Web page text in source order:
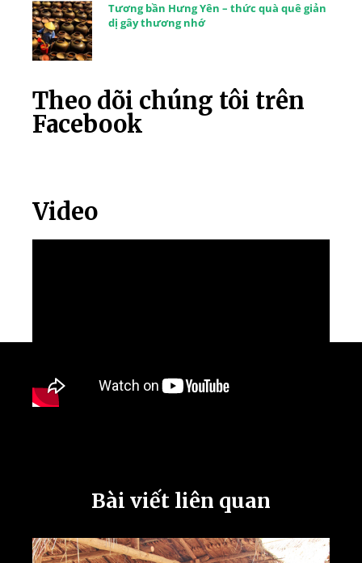
Tương bần Hưng Yên – thức quà quê giản
dị gây thương nhớ
Theo dõi chúng tôi trên
Facebook
Video
Bài viết liên quan